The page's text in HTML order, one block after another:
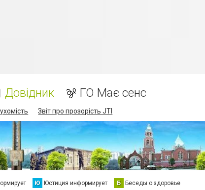
Довідник ГО Має сенс
Звіт про прозорість JTI
Ю Юстиция информирует Б Беседы о здоровье